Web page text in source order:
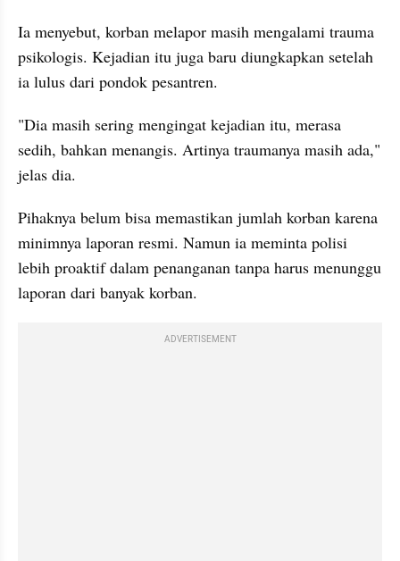
Ia menyebut, korban melapor masih mengalami trauma
psikologis. Kejadian itu juga baru diungkapkan setelah
ia lulus dari pondok pesantren.
"Dia masih sering mengingat kejadian itu, merasa
sedih, bahkan menangis. Artinya traumanya masih ada,"
jelas dia.
Pihaknya belum bisa memastikan jumlah korban karena
minimnya laporan resmi. Namun ia meminta polisi
lebih proaktif dalam penanganan tanpa harus menunggu
laporan dari banyak korban.
ADVERTISEMENT